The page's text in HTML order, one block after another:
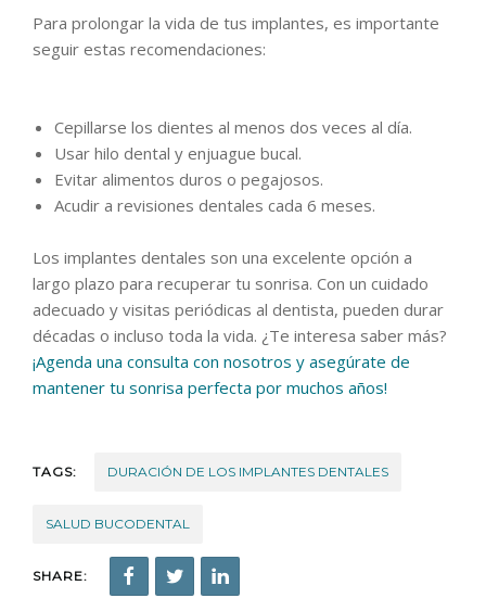
Para prolongar la vida de tus implantes, es importante
seguir estas recomendaciones:
Cepillarse los dientes al menos dos veces al día.
Usar hilo dental y enjuague bucal.
Evitar alimentos duros o pegajosos.
Acudir a revisiones dentales cada 6 meses.
Los implantes dentales son una excelente opción a
largo plazo para recuperar tu sonrisa. Con un cuidado
adecuado y visitas periódicas al dentista, pueden durar
décadas o incluso toda la vida. ¿Te interesa saber más?
¡Agenda una consulta con nosotros y asegúrate de
mantener tu sonrisa perfecta por muchos años!
TAGS: DURACIÓN DE LOS IMPLANTES DENTALES
SALUD BUCODENTAL
SHARE: